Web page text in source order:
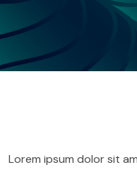
Lorem ipsum dolor sit